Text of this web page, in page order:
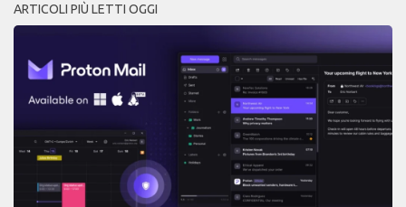
ARTICOLI PIÙ LETTI OGGI